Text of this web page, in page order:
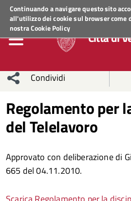
Continuando a navigare questo sito
all'utilizzo dei cookie sul browser come
nostraCookie Policy
Regione VenetoACCEDI AI SERVIZI
Città di
Condividi
sui social
network
Condividi
Facebook
Condividi
Condividi
su
Regolamento per
del Telelavoro
Approvato con deliberazione di
665 del 04.11.2010.